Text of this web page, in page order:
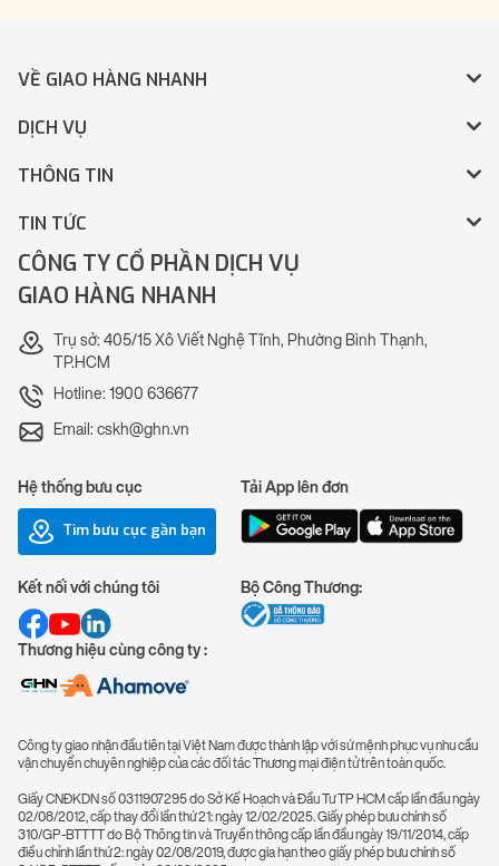
VỀ GIAO HÀNG NHANH
DỊCH VỤ
THÔNG TIN
TIN TỨC
CÔNG TY CỔ PHẦN DỊCH VỤ
GIAO HÀNG NHANH
Trụ sở: 405/15 Xô Viết Nghệ Tĩnh, Phường Bình Thạnh,
TP.HCM
Hotline: 1900 636677
Email: cskh@ghn.vn
Hệ thống bưu cục
Tìm bưu cục gần bạn
Tải App lên đơn
Kết nối với chúng tôi
Thương hiệu cùng công ty :
Bộ Công Thương:
Công ty giao nhận đầu tiên tại Việt Nam được thành lập với sứ mệnh phục vụ nhu cầu
vận chuyển chuyên nghiệp của các đối tác Thương mại điện tử trên toàn quốc.
Giấy CNĐKDN số 0311907295 do Sở Kế Hoạch và Đầu Tư TP HCM cấp lần đầu ngày
02/08/2012, cấp thay đổi lần thứ 21: ngày 12/02/2025. Giấy phép bưu chính số
310/GP-BTTTT do Bộ Thông tin và Truyền thông cấp lần đầu ngày 19/11/2014, cấp
điều chỉnh lần thứ 2: ngày 02/08/2019, được gia hạn theo giấy phép bưu chính số